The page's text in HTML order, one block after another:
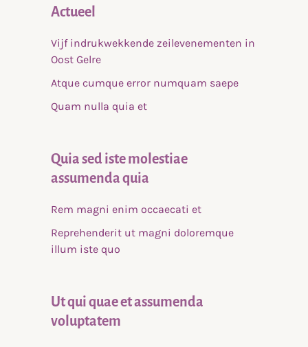
Actueel
Vijf indrukwekkende zeilevenementen in
Oost Gelre
Atque cumque error numquam saepe
Quam nulla quia et
Quia sed iste molestiae
assumenda quia
Rem magni enim occaecati et
Reprehenderit ut magni doloremque
illum iste quo
Ut qui quae et assumenda
voluptatem